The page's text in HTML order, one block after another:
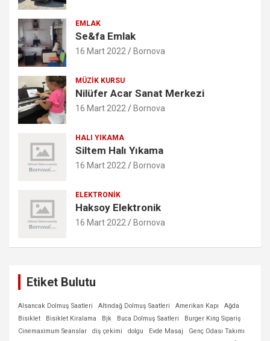
EMLAK
Se&fa Emlak
16 Mart 2022 Bornova
MÜZIK KURSU
Nilüfer Acar Sanat Merkezi
16 Mart 2022 Bornova
HALI YIKAMA
Siltem Halı Yıkama
16 Mart 2022 Bornova
ELEKTRONIK
Haksoy Elektronik
16 Mart 2022 Bornova
Etiket Bulutu
Alsancak Dolmuş Saatleri Altındağ Dolmuş Saatleri Amerikan Kapı
Ağda
Bisiklet
Bisiklet Kiralama Bjk Buca Dolmuş Saatleri
Burger King Sipariş
Cinemaximum Seanslar
diş çekimi dolgu Evde Masaj
Genç Odası Takımı